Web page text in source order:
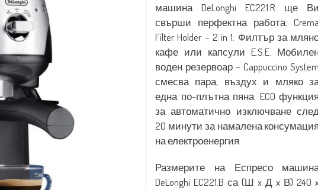
машина DeLonghi EC221.R ще Ви
свърши перфектна работа. Crema
Filter Holder – 2 in 1: Филтър за
кафе или капсули E.S.E.
воден резервоар – Cappuccino System
смесва пара, въздух и мляко
една по-плътна пяна. ECO функция
за автоматично изключване
20 минути за намалена консумация
на електроенергия.
Размерите на Еспресо
DeLonghi EC221.B са (Ш x Д x В) 240